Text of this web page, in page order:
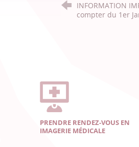
INFORMATION
compter du 1er
PRENDRE RENDEZ-VOUS EN
IMAGERIE MÉDICALE